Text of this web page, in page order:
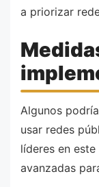
a priorizar
Algunos
usar redes
líderes en
avanzadas